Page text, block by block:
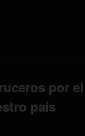
por el
país